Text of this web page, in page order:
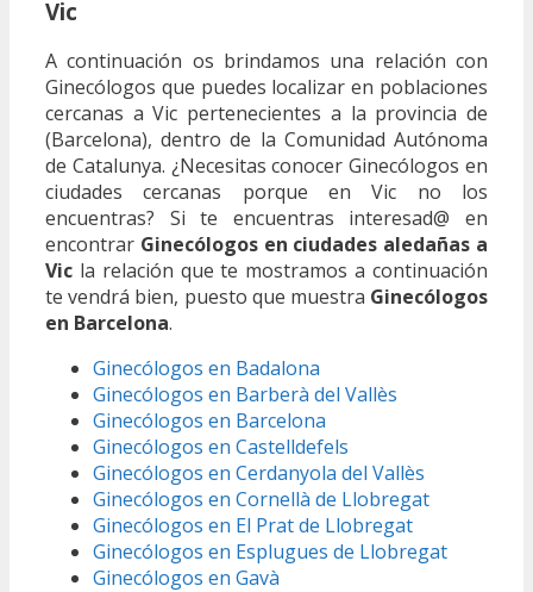
Vic
A continuación os brindamos una relación con
Ginecólogos que puedes localizar en poblaciones
cercanas a Vic pertenecientes a la provincia de
(Barcelona), dentro de la Comunidad Autónoma
de Catalunya. ¿Necesitas conocer Ginecólogos en
ciudades cercanas porque en Vic no los
encuentras? Si te encuentras interesad@ en
encontrar Ginecólogos en ciudades aledañas a
Vic la relación que te mostramos a continuación
te vendrá bien, puesto que muestra Ginecólogos
en Barcelona.
Ginecólogos en Badalona
Ginecólogos en Barberà del Vallès
Ginecólogos en Barcelona
Ginecólogos en Castelldefels
Ginecólogos en Cerdanyola del Vallès
Ginecólogos en Cornellà de Llobregat
Ginecólogos en El Prat de Llobregat
Ginecólogos en Esplugues de Llobregat
Ginecólogos en Gavà